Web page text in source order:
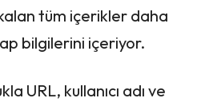
tüm içerikler daha
bilgilerini içeriyor.
URL, kullanıcı adı ve